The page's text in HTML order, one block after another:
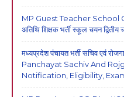
MP Guest Teacher School
अतिथि शिक्षक भर्ती स्कूल चयन
मध्यप्रदेश पंचायत भर्ती सचिव एवं
Panchayat Sachiv And
Notification, Eligibility,